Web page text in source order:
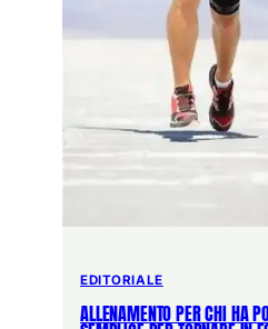
EDITORIALE
ALLENAMENTO PER CHI HA